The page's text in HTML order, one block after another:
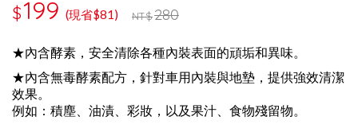
$199 (現省$81) NT$280
★內含酵素，安全清除各種內裝表面的頑垢和異味。
★內含無毒酵素配方，針對車用內裝與地墊，提供強效清潔
效果。
例如：積塵、油漬、彩妝，以及果汁、食物殘留物。